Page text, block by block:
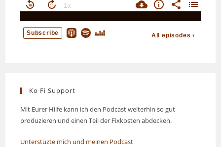
Ko Fi Support
Mit Eurer Hilfe kann ich den Podcast weiterhin so gut
produzieren und einen Teil der Fixkosten abdecken.
Unterstüzte mich und meinen Podcast